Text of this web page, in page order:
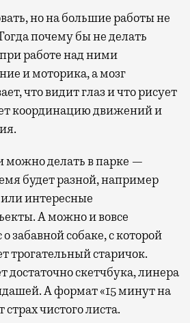
но на большие работы не
почему бы не делать
работе над ними
и моторика, а мозг
что видит глаз и что рисует
координацию движений и
можно делать в парке —
будет разной, например
интересные
А можно и вовсе
забавной собаке, с которой
трогательный старичок.
достаточно скетчбука, линера
А формат «15 минут на
чистого листа.